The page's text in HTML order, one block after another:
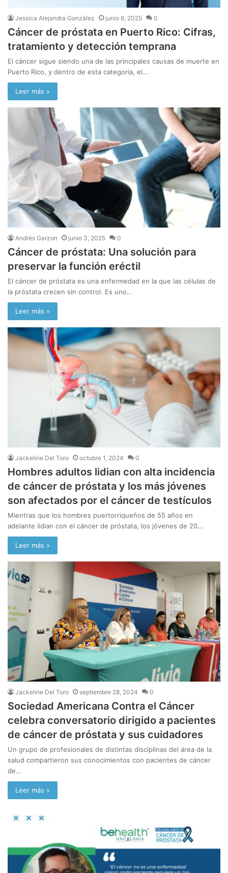
Jessica Alejandra González junio 6, 2025 0
Cáncer de próstata en Puerto Rico: Cifras,
tratamiento y detección temprana
El cáncer sigue siendo una de las principales causas de muerte en
Puerto Rico, y dentro de esta categoría, el…
Leer más »
Andrés Garzon junio 3, 2025 0
Cáncer de próstata: Una solución para
preservar la función eréctil
El cáncer de próstata es una enfermedad en la que las células de
la próstata crecen sin control. Es uno…
Leer más »
Jackeline Del Toro octubre 1, 2024 0
Hombres adultos lidian con alta incidencia
de cáncer de próstata y los más jóvenes
son afectados por el cáncer de testículos
Mientras que los hombres puertorriqueños de 55 años en
adelante lidian con el cáncer de próstata, los jóvenes de 20…
Leer más »
Jackeline Del Toro septiembre 28, 2024 0
Sociedad Americana Contra el Cáncer
celebra conversatorio dirigido a pacientes
de cáncer de próstata y sus cuidadores
Un grupo de profesionales de distintas disciplinas del área de la
salud compartieron sus conocimientos con pacientes de cáncer
de…
Leer más »